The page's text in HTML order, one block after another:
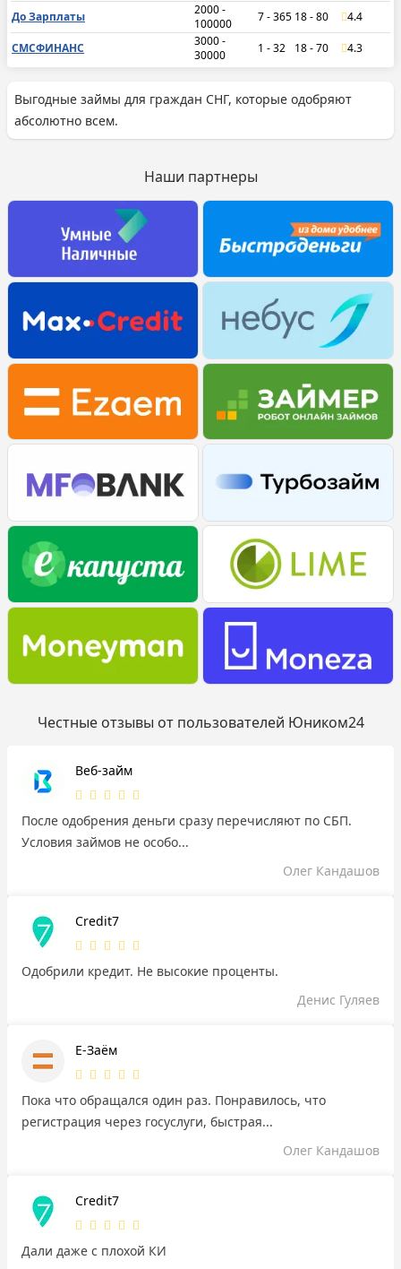
До Зарплаты
2000 -
100000
7 - 365 18 - 80 4.4
СМСФИНАНС
3000 -
30000
1 - 32 18 - 70 4.3
Выгодные займы для граждан СНГ, которые одобряют
абсолютно всем.
Наши партнеры
Честные отзывы от пользователей Юником24
Веб-займ
После одобрения деньги сразу перечисляют по СБП.
Условия займов не особо...
Олег Кандашов
Credit7
Одобрили кредит. Не высокие проценты.
Денис Гуляев
Е-Заём
Пока что обращался один раз. Понравилось, что
регистрация через госуслуги, быстрая...
Олег Кандашов
Credit7
Дали даже с плохой КИ